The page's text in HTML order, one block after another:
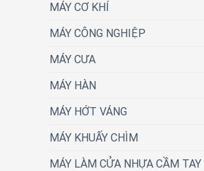
MÁY CƠ KHÍ
MÁY CÔNG NGHIỆP
MÁY CƯA
MÁY HÀN
MÁY HỚT VÁNG
MÁY KHUẤY CHÌM
MÁY LÀM CỬA NHỰA CẦM TAY